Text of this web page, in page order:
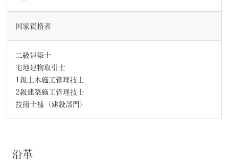
国家資格者
二級建築士
宅地建物取引士
1級土木施工管理技士
2級建築施工管理技士
技術士補（建設部門）
沿革